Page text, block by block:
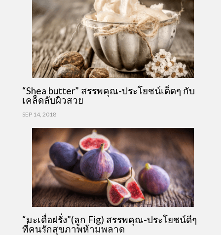
“Shea butter” สรรพคุณ-ประโยชน์เด็ดๆ กับ
เคล็ดลับผิวสวย
SEP 14, 2018
“มะเดื่อฝรั่ง”(ลูก Fig) สรรพคุณ-ประโยชน์ดีๆ
ที่คนรักสุขภาพห้ามพลาด